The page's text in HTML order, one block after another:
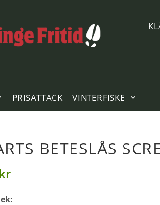
PRISATTACK VINTERFISKE
BETESLÅS